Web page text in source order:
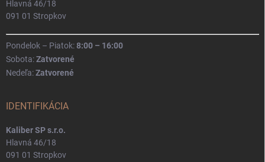
Hlavná 46/18
091 01 Stropkov
Pondelok – Piatok:8:00 – 16:00
Sobota:Zatvorené
Nedeľa:Zatvorené
IDENTIFIKÁCIA
Kaliber SP s.r.o.
Hlavná 46/18
091 01 Stropkov